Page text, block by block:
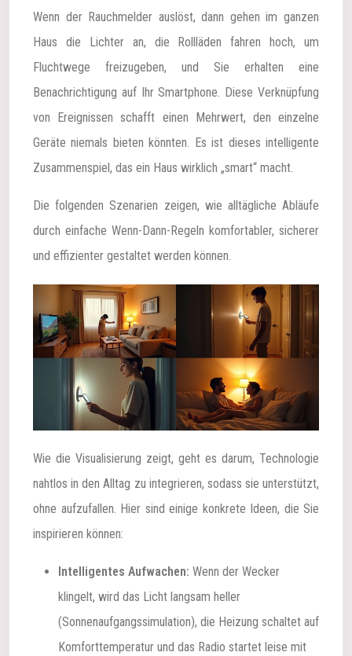
Wenn der Rauchmelder auslöst, dann gehen im ganzen
Haus die Lichter an, die Rollläden fahren hoch, um
Fluchtwege freizugeben, und Sie erhalten eine
Benachrichtigung auf Ihr Smartphone. Diese Verknüpfung
von Ereignissen schafft einen Mehrwert, den einzelne
Geräte niemals bieten könnten. Es ist dieses intelligente
Zusammenspiel, das ein Haus wirklich „smart“ macht.
Die folgenden Szenarien zeigen, wie alltägliche Abläufe
durch einfache Wenn-Dann-Regeln komfortabler, sicherer
und effizienter gestaltet werden können.
Wie die Visualisierung zeigt, geht es darum, Technologie
nahtlos in den Alltag zu integrieren, sodass sie unterstützt,
ohne aufzufallen. Hier sind einige konkrete Ideen, die Sie
inspirieren können:
Intelligentes Aufwachen: Wenn der Wecker
klingelt, wird das Licht langsam heller
(Sonnenaufgangssimulation), die Heizung schaltet auf
Komforttemperatur und das Radio startet leise mit